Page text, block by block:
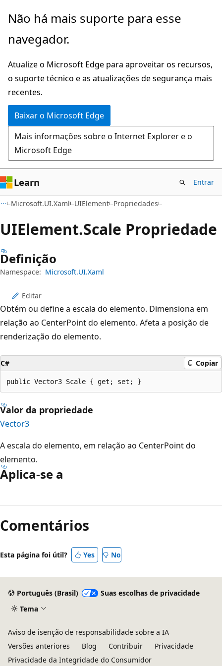
Pular
o
principal
Ignore
passe
a
navegação
na
página
Não há mais suporte para esse
navegador.
Atualize o Microsoft Edge para aproveitar os recursos,
o suporte técnico e as atualizações de segurança mais
recentes.
Baixar o Microsoft Edge
Mais informações sobre o Internet Explorer e o
Microsoft Edge
Learn Entrar
Microsoft.UI.Xaml UIElement Propriedades
UIElement.Scale Propriedade
Definição
Namespace: Microsoft.UI.Xaml
Editar
Obtém ou define a escala do elemento. Dimensiona em
relação ao CenterPoint do elemento. Afeta a posição de
renderização do elemento.
C# Copiar
public Vector3 Scale { get; set; }
Valor da propriedade
Vector3
A escala do elemento, em relação ao CenterPoint do
elemento.
Aplica-se a
de
leitura
Comentários
Esta página foi útil? Yes No
Português (Brasil)
Suas escolhas de privacidade
Tema
Aviso de isenção de responsabilidade sobre a IA
Versões anteriores
Blog Contribuir
Privacidade
Privacidade da Integridade do Consumidor